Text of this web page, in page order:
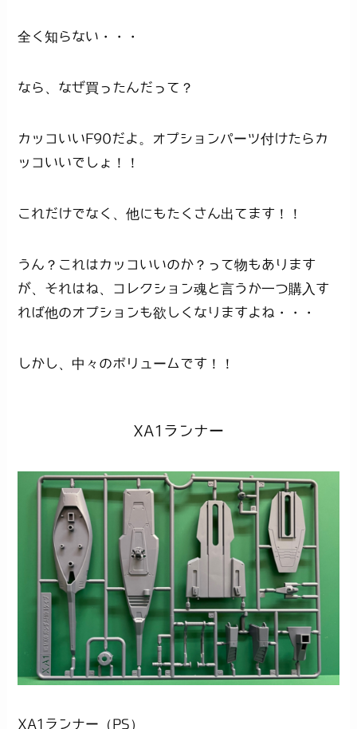
全く知らない・・・
なら、なぜ買ったんだって？
カッコいいF90だよ。オプションパーツ付けたらカ
ッコいいでしょ！！
これだけでなく、他にもたくさん出てます！！
うん？これはカッコいいのか？って物もあります
が、それはね、コレクション魂と言うか一つ購入す
れば他のオプションも欲しくなりますよね・・・
しかし、中々のボリュームです！！
XA1ランナー
XA1ランナー（PS）